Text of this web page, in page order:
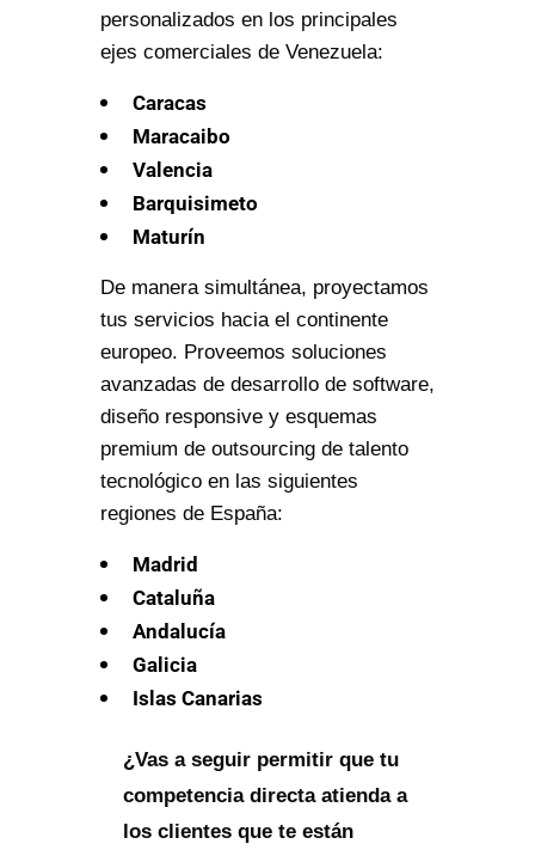
personalizados en los principales
ejes comerciales de Venezuela:
Caracas
Maracaibo
Valencia
Barquisimeto
Maturín
De manera simultánea, proyectamos
tus servicios hacia el continente
europeo. Proveemos soluciones
avanzadas de desarrollo de software,
diseño responsive y esquemas
premium de outsourcing de talento
tecnológico en las siguientes
regiones de España:
Madrid
Cataluña
Andalucía
Galicia
Islas Canarias
¿Vas a seguir permitir que tu
competencia directa atienda a
los clientes que te están